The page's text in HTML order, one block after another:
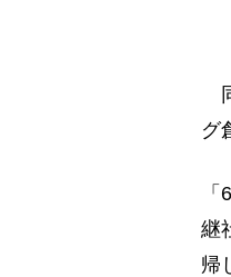
グ
継
帰